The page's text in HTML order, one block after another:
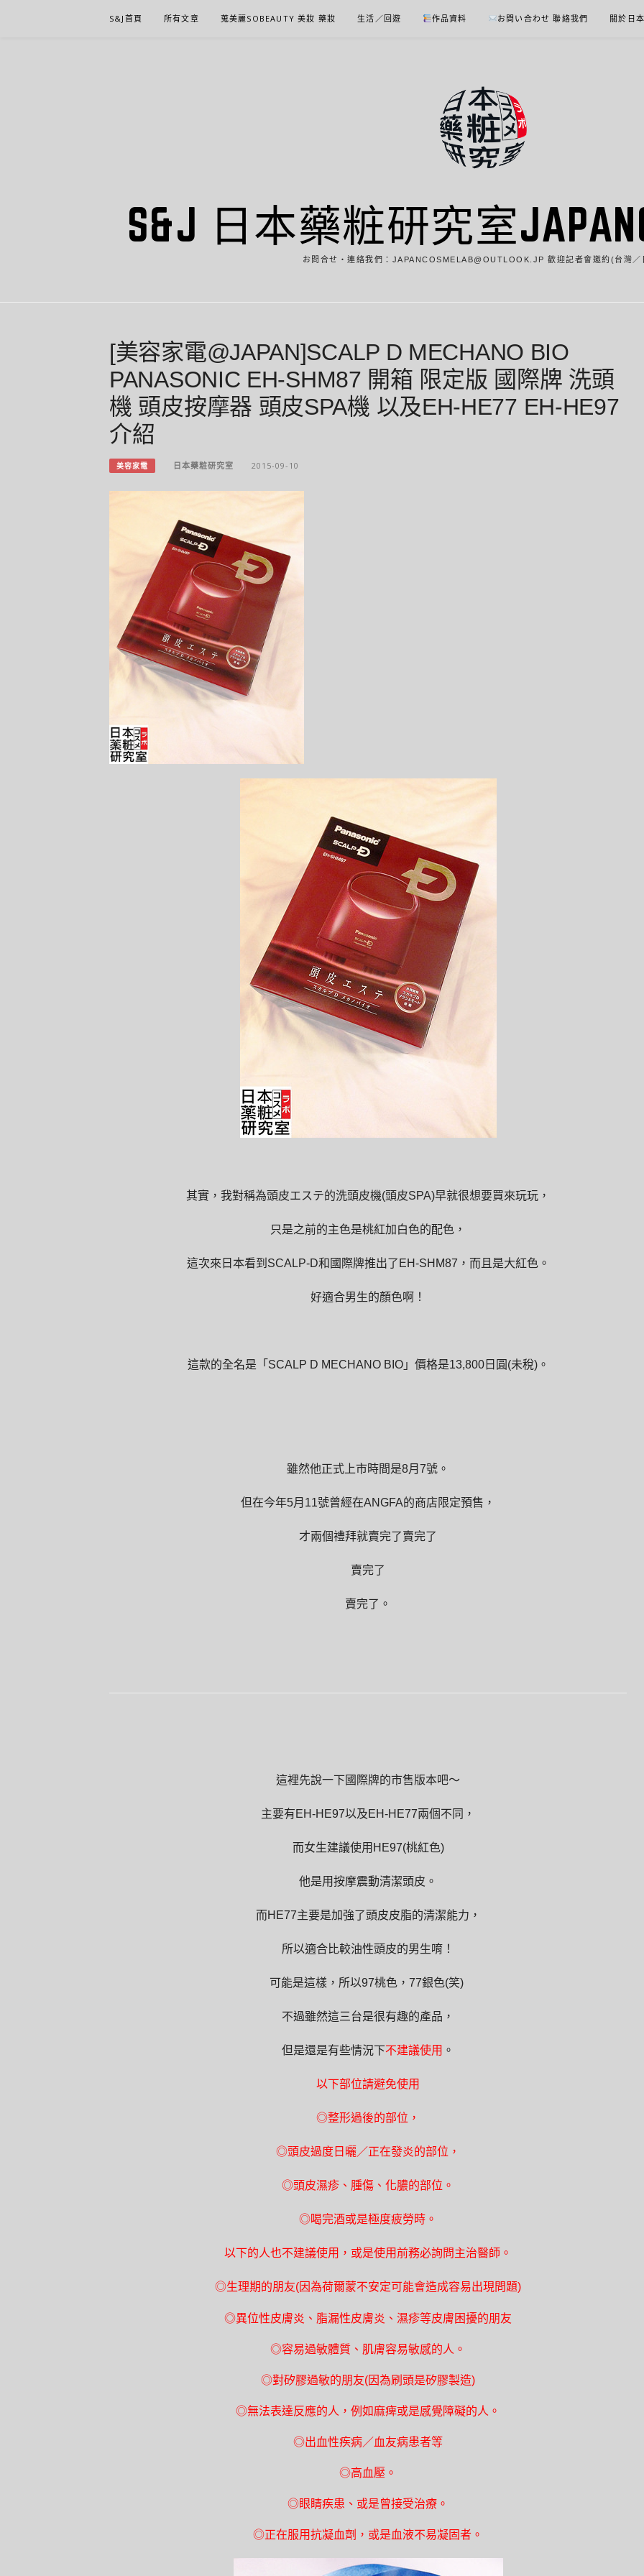
S&J首頁 所有文章 蒐美麗SOBEAUTY 美妝 藥妝 生活／回遊 作品資料 お問い合わせ 聯絡我們 關於日
S&J 日本藥粧研究室
お問合せ・連絡我們：JAPANCOSMELAB@OUTLOOK.JP 歡迎記者會邀約(台灣／
[美容家電@JAPAN]SCALP D MECHANO BIO
PANASONIC EH-SHM87 開箱 限定版 國際牌 洗頭
機 頭皮按摩器 頭皮SPA機 以及EH-HE77 EH-HE97
介紹
美容家電 日本藥粧研究室 2015-09-10
其實，我對稱為頭皮エステ的洗頭皮機(頭皮SPA)早就很想要買來玩玩，
只是之前的主色是桃紅加白色的配色，
這次來日本看到SCALP-D和國際牌推出了EH-SHM87，而且是大紅色。
好適合男生的顏色啊！
這款的全名是「SCALP D MECHANO BIO」價格是13,800日圓(未稅)。
雖然他正式上市時間是8月7號。
但在今年5月11號曾經在ANGFA的商店限定預售，
才兩個禮拜就賣完了 賣完了
賣完了
賣完了 。
這裡先說一下國際牌的市售版本吧～
主要有EH-HE97以及EH-HE77兩個不同，
而女生建議使用HE97(桃紅色)
他是用按摩震動清潔頭皮。
而HE77主要是加強了頭皮皮脂的清潔能力，
所以適合比較油性頭皮的男生唷！
可能是這樣，所以97桃色，77銀色(笑)
不過雖然這三台是很有趣的產品，
但是還是有些情況下不建議使用 。
以下部位請避免使用
◎整形過後的部位，
◎頭皮過度日曬／正在發炎的部位，
◎頭皮濕疹、腫傷、化膿的部位。
◎喝完酒或是極度疲勞時。
以下的人也不建議使用，或是使用前務必詢問主治醫師。
◎生理期的朋友(因為荷爾蒙不安定可能會造成容易出現問題)
◎異位性皮膚炎、脂漏性皮膚炎、濕疹等皮膚困擾的朋友
◎容易過敏體質、肌膚容易敏感的人。
◎對矽膠過敏的朋友(因為刷頭是矽膠製造)
◎無法表達反應的人，例如麻痺或是感覺障礙的人。
◎出血性疾病／血友病患者等
◎高血壓。
◎眼睛疾患、或是曾接受治療。
◎正在服用抗凝血劑，或是血液不易凝固者。